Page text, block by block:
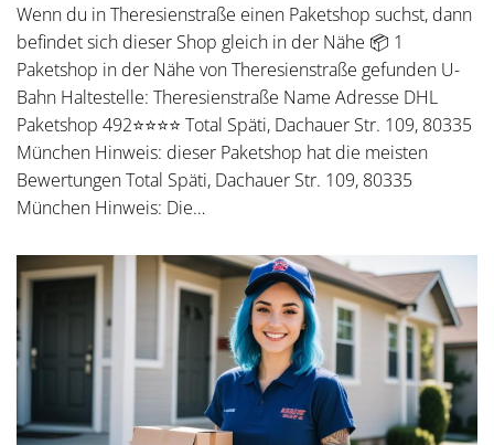
Wenn du in Theresienstraße einen Paketshop suchst, dann
befindet sich dieser Shop gleich in der Nähe 📦 1
Paketshop in der Nähe von Theresienstraße gefunden U-
Bahn Haltestelle: Theresienstraße Name Adresse DHL
Paketshop 492⭐⭐⭐⭐ Total Späti, Dachauer Str. 109, 80335
München Hinweis: dieser Paketshop hat die meisten
Bewertungen Total Späti, Dachauer Str. 109, 80335
München Hinweis: Die…